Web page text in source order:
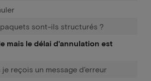
sont-ils structurés ?
mais le délai d'annulation est
je reçois un message d'erreur